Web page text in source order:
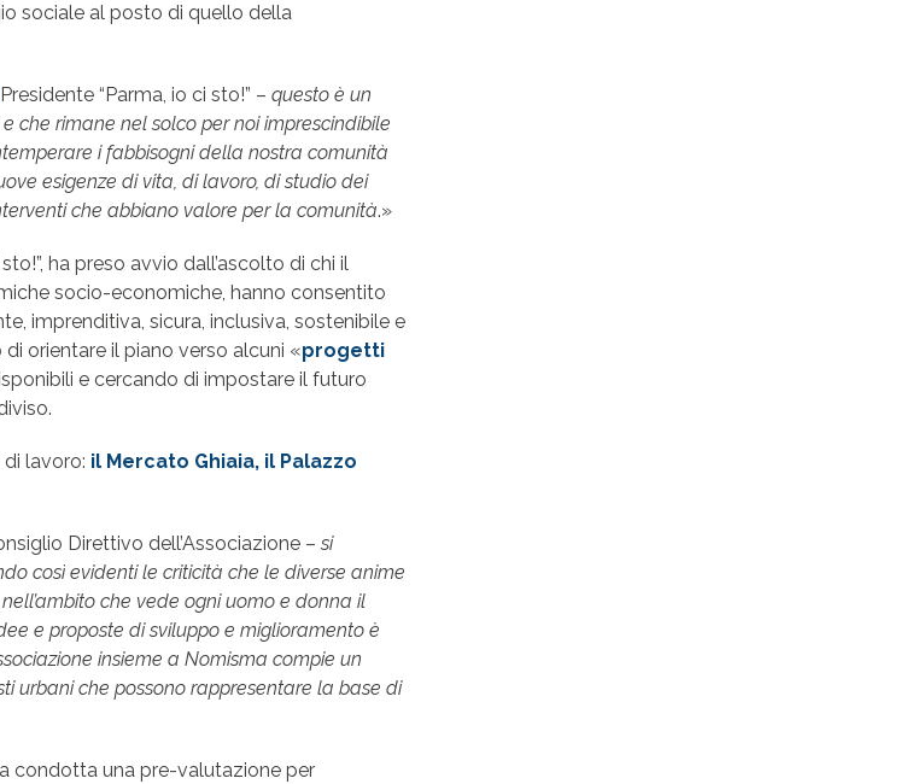
sociale al posto di quello della
“Parma, io ci sto!” – questo è un
che rimane nel solco per noi imprescindibile
i fabbisogni della nostra comunità
esigenze di vita, di lavoro, di studio dei
che abbiano valore per la comunità.»
ha preso avvio dall’ascolto di chi il
socio-economiche, hanno consentito
imprenditiva, sicura, inclusiva, sostenibile e
orientare il piano verso alcuni «progetti
e cercando di impostare il futuro
lavoro: il Mercato Ghiaia, il Palazzo
Direttivo dell’Associazione – si
così evidenti le criticità che le diverse anime
che vede ogni uomo e donna il
e proposte di sviluppo e miglioramento è
insieme a Nomisma compie un
urbani che possono rappresentare la base di
condotta una pre-valutazione per